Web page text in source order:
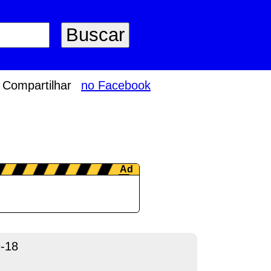
Compartilhar no Facebook
18